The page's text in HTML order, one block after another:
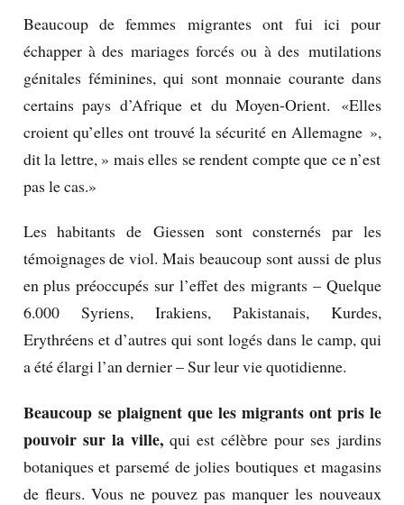
Beaucoup de femmes migrantes ont fui ici pour
échapper à des mariages forcés ou à des mutilations
génitales féminines, qui sont monnaie courante dans
certains pays d’Afrique et du Moyen-Orient. «Elles
croient qu’elles ont trouvé la sécurité en Allemagne »,
dit la lettre, » mais elles se rendent compte que ce n’est
pas le cas.»
Les habitants de Giessen sont consternés par les
témoignages de viol. Mais beaucoup sont aussi de plus
en plus préoccupés sur l’effet des migrants – Quelque
6.000 Syriens, Irakiens, Pakistanais, Kurdes,
Erythréens et d’autres qui sont logés dans le camp, qui
a été élargi l’an dernier – Sur leur vie quotidienne.
Beaucoup se plaignent que les migrants ont pris le
pouvoir sur la ville,qui est célèbre pour ses jardins
botaniques et parsemé de jolies boutiques et magasins
de fleurs. Vous ne pouvez pas manquer les nouveaux